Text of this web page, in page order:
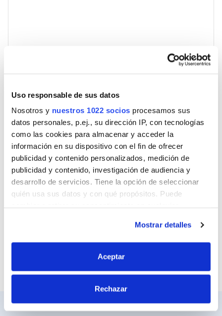
Uso responsable de sus datos
Nosotros y nuestros 1022 socios procesamos sus
datos personales, p.ej., su dirección IP, con tecnologías
como las cookies para almacenar y acceder la
información en su dispositivo con el fin de ofrecer
publicidad y contenido personalizados, medición de
publicidad y contenido, investigación de audiencia y
desarrollo de servicios. Tiene la opción de seleccionar
quién usa sus datos y con qué propósitos. Puede
Si lo permite, también quisiéramos:
Identificar su dispositivo analizándolo activamente
Mostrar detalles
Aceptar
Rechazar
Nombre
Correo
Sitio web